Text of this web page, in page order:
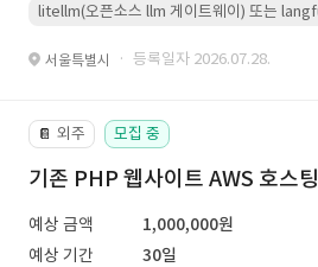
litellm(오픈소스 llm 게이트웨이) 또는
서울특별시 · 등록일자 2026.07.28.
📔 외주 모집 중
기존 PHP 웹사이트 AWS 호스
예상 금액
1,000,000원
예상 기간
30일